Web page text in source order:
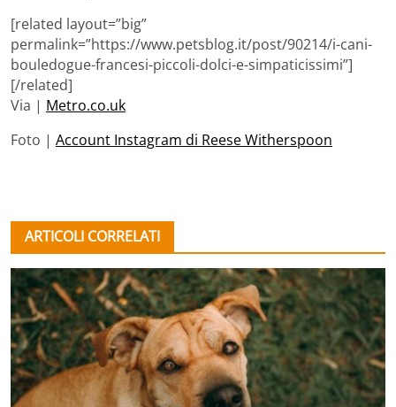
[related layout=”big”
permalink=”https://www.petsblog.it/post/90214/i-cani-
bouledogue-francesi-piccoli-dolci-e-simpaticissimi”]
[/related]
Via | Metro.co.uk
Foto | Account Instagram di Reese Witherspoon
ARTICOLI CORRELATI